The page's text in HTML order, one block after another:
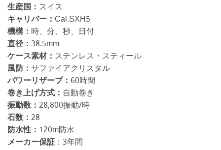
生産国： スイス
キャリバー： Cal.SXH5
機構： 時、分、秒、日付
直径： 38.5mm
ケース素材： ステンレス・スティール
風防： サファイアクリスタル
パワーリザーブ： 60時間
巻き上げ方式： 自動巻き
振動数： 28,800振動/時
石数： 28
防水性： 120m防水
メーカー保証 ：3年間